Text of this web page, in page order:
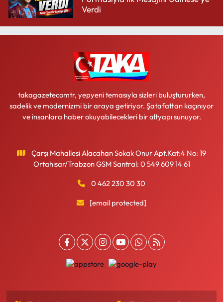
Verdi
takagazetecomtr, yepyeni temasıyla sizleri buluştururken,
sadelik ve modernizmi bir araya getiriyor. Şatafattan kaçınıyor
ve insanlara haber okuyabilecekleri bir altyapı sunuyor.
Çarşı Mahallesi Alacahan Sokak Onur Apt.Kat:4 No: 19
Ortahisar/Trabzon GSM Santral: 0 549 609 14 61
0 462 230 30 30
[email protected]